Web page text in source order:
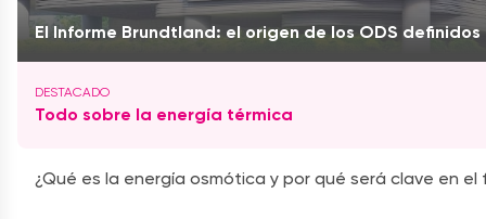
El Informe Brundtland: el origen de los ODS
Todo sobre la energía térmica
¿Qué es la energía osmótica y por qué será clave en